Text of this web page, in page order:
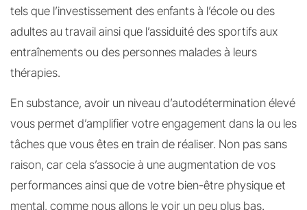
tels que l’investissement des enfants à l’école ou des
adultes au travail ainsi que l’assiduité des sportifs aux
entraînements ou des personnes malades à leurs
thérapies.
En substance, avoir un niveau d’autodétermination élevé
vous permet d’amplifier votre engagement dans la ou les
tâches que vous êtes en train de réaliser. Non pas sans
raison, car cela s’associe à une augmentation de vos
performances ainsi que de votre bien-être physique et
mental, comme nous allons le voir un peu plus bas.